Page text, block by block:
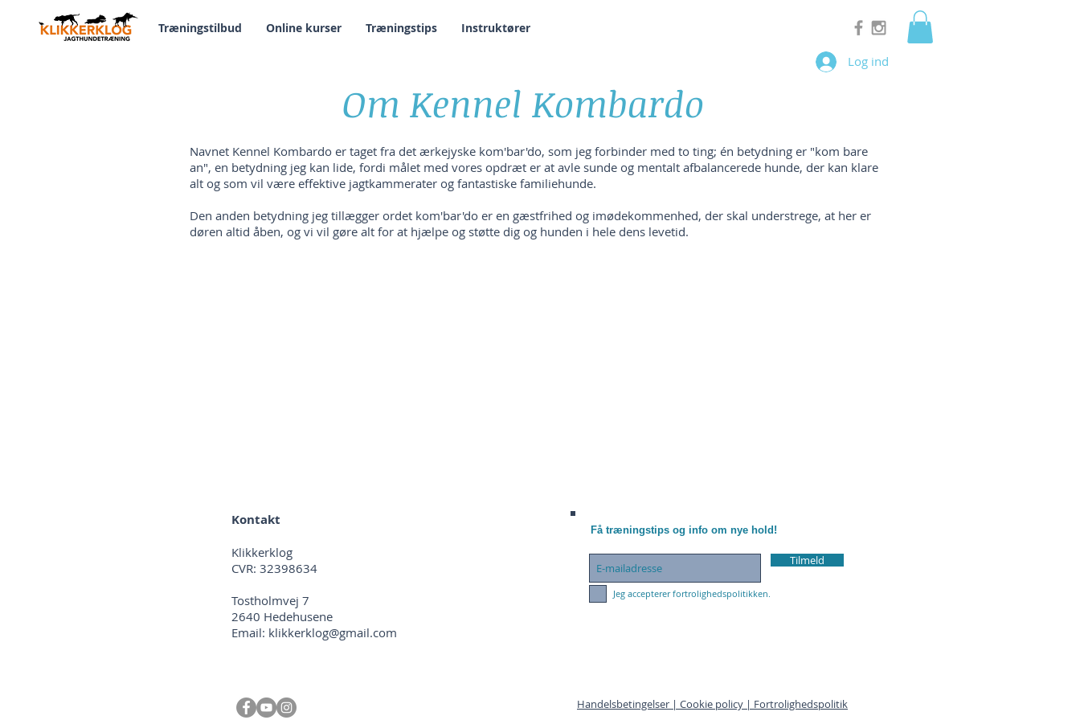
Træningstilbud Online kurser Træningstips Instruktører
Log ind
Om Kennel Kombardo
Navnet Kennel Kombardo er taget fra det ærkejyske kom'bar'do, som jeg forbinder med to ting; én betydning er "kom bare
an", en betydning jeg kan lide, fordi målet med vores opdræt er at avle sunde og mentalt afbalancerede hunde, der kan klare
alt og som vil være effektive jagtkammerater og fantastiske familiehunde.
Den anden betydning jeg tillægger ordet kom'bar'do er en gæstfrihed og imødekommenhed, der skal understrege, at her er
døren altid åben, og vi vil gøre alt for at hjælpe og støtte dig og hunden i hele dens levetid.
Kontakt
Klikkerklog
CVR: 32398634
Tostholmvej 7
2640 Hedehusene
Email: klikkerklog@gmail.com
Få træningstips og info om nye hold!
Tilmeld
Jeg accepterer fortrolighedspolitikken.
Handelsbetingelser | Cookie policy | Fortrolighedspolitik